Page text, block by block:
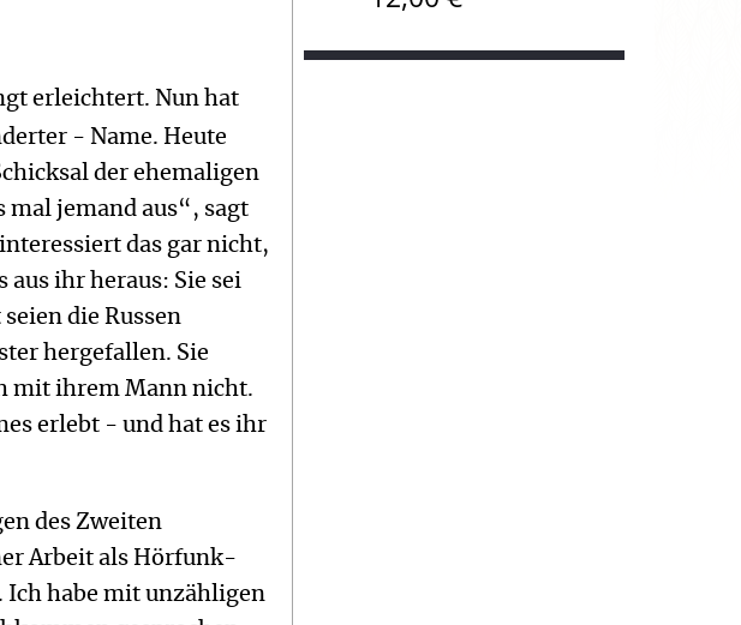
erleichtert. Nun hat
- Name. Heute
der ehemaligen
mal jemand aus“, sagt
das gar nicht,
ihr heraus: Sie sei
die Russen
hergefallen. Sie
mit ihrem Mann nicht.
erlebt - und hat es ihr
des Zweiten
Arbeit als Hörfunk-
Ich habe mit unzähligen